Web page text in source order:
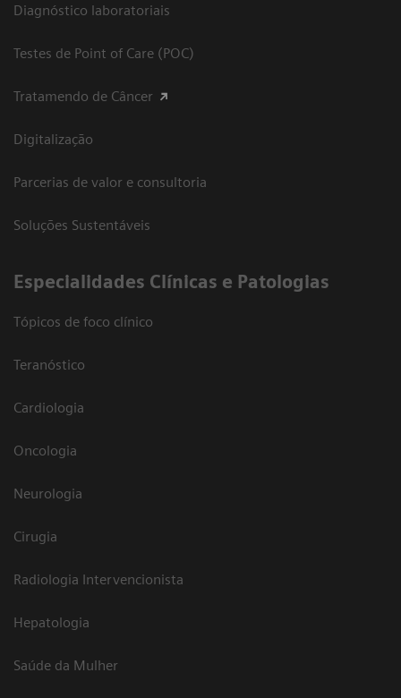
Diagnóstico laboratoriais
Testes de Point of Care (POC)
Tratamendo de Câncer
Digitalização
Parcerias de valor e consultoria
Soluções Sustentáveis
​Especialidades Clínicas e Patologias
Tópicos de foco clínico
Teranóstico
Cardiologia
Oncologia
Neurologia
Cirugia
Radiologia Intervencionista
Hepatologia
Saúde da Mulher